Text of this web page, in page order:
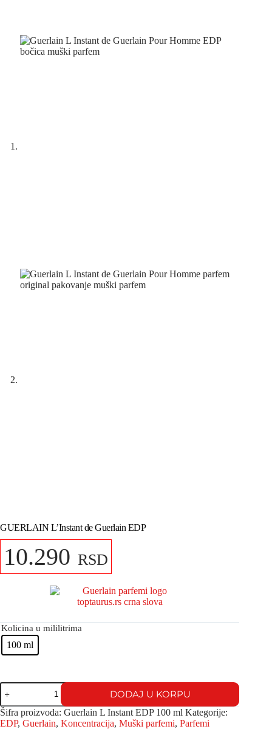
GUERLAIN L’Instant de Guerlain EDP
10.290 RSD
Kolicina u mililitrima
100 ml
DODAJ U KORPU
Šifra proizvoda: Guerlain L Instant EDP 100 ml Kategorije:
EDP, Guerlain, Koncentracija, Muški parfemi, Parfemi